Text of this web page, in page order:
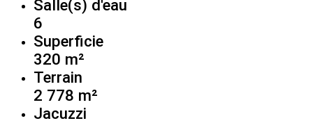
Salle(s) d'eau
6
Superficie
320 m²
Terrain
2 778 m²
Jacuzzi